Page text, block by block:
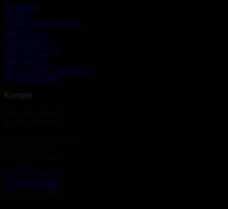
Produkter
Service
Anvendelsesområder
Om Geopal
Godkendelser
Job hos Geopal
Lovgivning
Ofte Stillede Spørgsmål
Privatlivspolitik
Kontakt
+45 45 67 06 00
info@geopal.dk